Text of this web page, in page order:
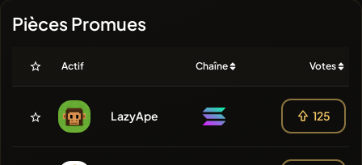
Pièces Promues
Actif Chaîne Votes
LazyApe 125